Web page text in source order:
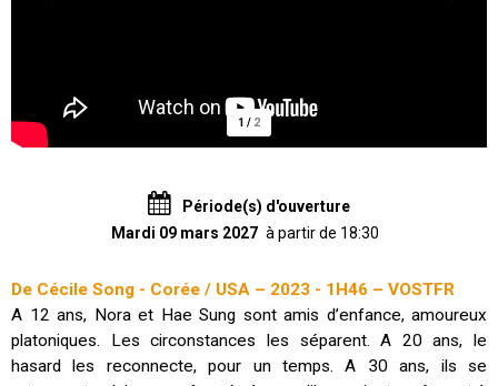
1 / 2
Période(s) d'ouverture
Mardi 09 mars 2027 à partir de 18:30
De Cécile Song - Corée / USA – 2023 - 1H46 – VOSTFR
A 12 ans, Nora et Hae Sung sont amis d’enfance, amoureux
platoniques. Les circonstances les séparent. A 20 ans, le
hasard les reconnecte, pour un temps. A 30 ans, ils se